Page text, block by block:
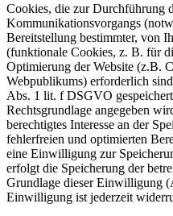
Cookies, die zur Durchführung
Kommunikationsvorgangs
Bereitstellung bestimmter, von
(funktionale Cookies, z. B. für
Optimierung der Website (z.B.
Webpublikums) erforderlich
Abs. 1 lit. f DSGVO
Rechtsgrundlage angegeben
berechtigtes Interesse an der
fehlerfreien und optimierten
eine Einwilligung zur
erfolgt die Speicherung der
Grundlage dieser Einwilligung
Einwilligung ist jederzeit